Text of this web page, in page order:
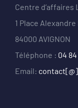
Centre d’affaires
1 Place
84000 AVIGNON
Téléphone : 04
Email: